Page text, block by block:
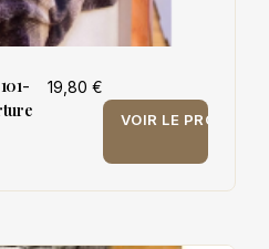
19,80 €
VOIR LE PRODUIT